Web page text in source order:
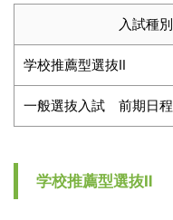
入試種別
学校推薦型選抜Ⅱ
一般選抜入試 前期日程
学校推薦型選抜Ⅱ